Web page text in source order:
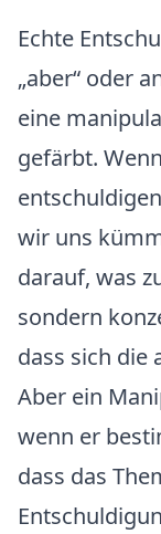
Echte
„aber“ oder
eine
gefärbt.
wir uns
darauf, was
sondern
dass sich die
Aber ein
wenn er
dass das